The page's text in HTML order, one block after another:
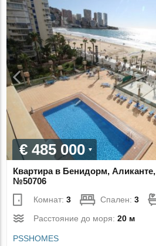
€ 485 000
Квартира в Бенидорм,
№50706
Комнат:3 Спален:3
Расстояние до моря:20 м
PSSHOMES